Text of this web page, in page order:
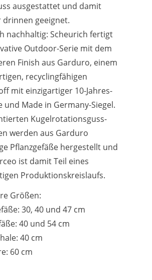
ausgestattet und damit
drinnen geeignet.
nachhaltig: Scheurich fertigt
Outdoor-Serie mit dem
Finish aus Garduro, einem
recyclingfähigen
mit einzigartiger 10-Jahres-
und Made in Germany-Siegel.
Kugelrotationsguss-
werden aus Garduro
Pflanzgefäße hergestellt und
ist damit Teil eines
Produktionskreislaufs.
Größen:
30, 40 und 47 cm
40 und 54 cm
40 cm
60 cm